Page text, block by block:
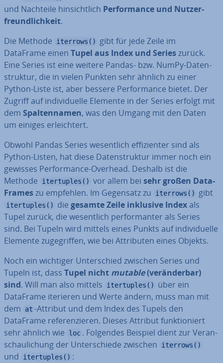
und Nachteile hin­sicht­lich Per­for­mance und Nut­zer­
freund­lich­keit.
Die Methode
iterrows()
gibt für jede Zeile im
DataFrame einen Tupel aus Index und Serieszurück.
Eine Series ist eine weitere Pandas- bzw. NumPy-Da­ten­
struk­tur, die in vielen Punkten sehr ähnlich zu einer
Python-Liste ist, aber bessere Per­for­mance bietet. Der
Zugriff auf in­di­vi­du­el­le Elemente in der Series erfolgt mit
dem Spal­ten­na­men, was den Umgang mit den Daten
um einiges er­leich­tert.
Obwohl Pandas Series we­sent­lich ef­fi­zi­en­ter sind als
Python-Listen, hat diese Da­ten­struk­tur immer noch ein
gewisses Per­for­mance-Overhead. Deshalb ist die
Methode
itertuples() vor allem bei sehr großen Da­ta­
Frameszu empfehlen. Im Gegensatz zu iterrows() gibt
itertuples() die gesamte Zeile inklusive Indexals
Tupel zurück, die we­sent­lich per­for­man­ter als Series
sind. Bei Tupeln wird mittels eines Punkts auf in­di­vi­du­el­le
Elemente zu­ge­grif­fen, wie bei At­tri­bu­ten eines Objekts.
Noch ein wichtiger Un­ter­schied zwischen Series und
Tupeln ist, dass Tupel nicht mutable(ver­än­der­bar)
sind. Will man also mittels itertuples()
über ein
DataFrame iterieren und Werte ändern, muss man mit
dem
at -Attribut und dem Index des Tupels den
DataFrame re­fe­ren­zie­ren. Dieses Attribut funk­tio­niert
sehr ähnlich wie
loc . Folgendes Beispiel dient zur Ver­an­
schau­li­chung der Un­ter­schie­de zwischen
iterrows()
und itertuples() :